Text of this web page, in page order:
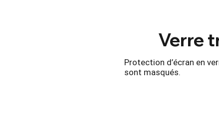
Verre
Protection d’écran en
sont masqués.